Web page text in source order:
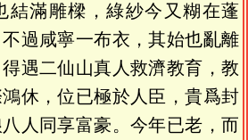
結滿雕樑，綠紗今又糊在蓬
過咸寧一布衣，其始也亂離
遇二仙山真人救濟教育，教
休，位已極於人臣，貴爲封
人同享富豪。今年已老，而